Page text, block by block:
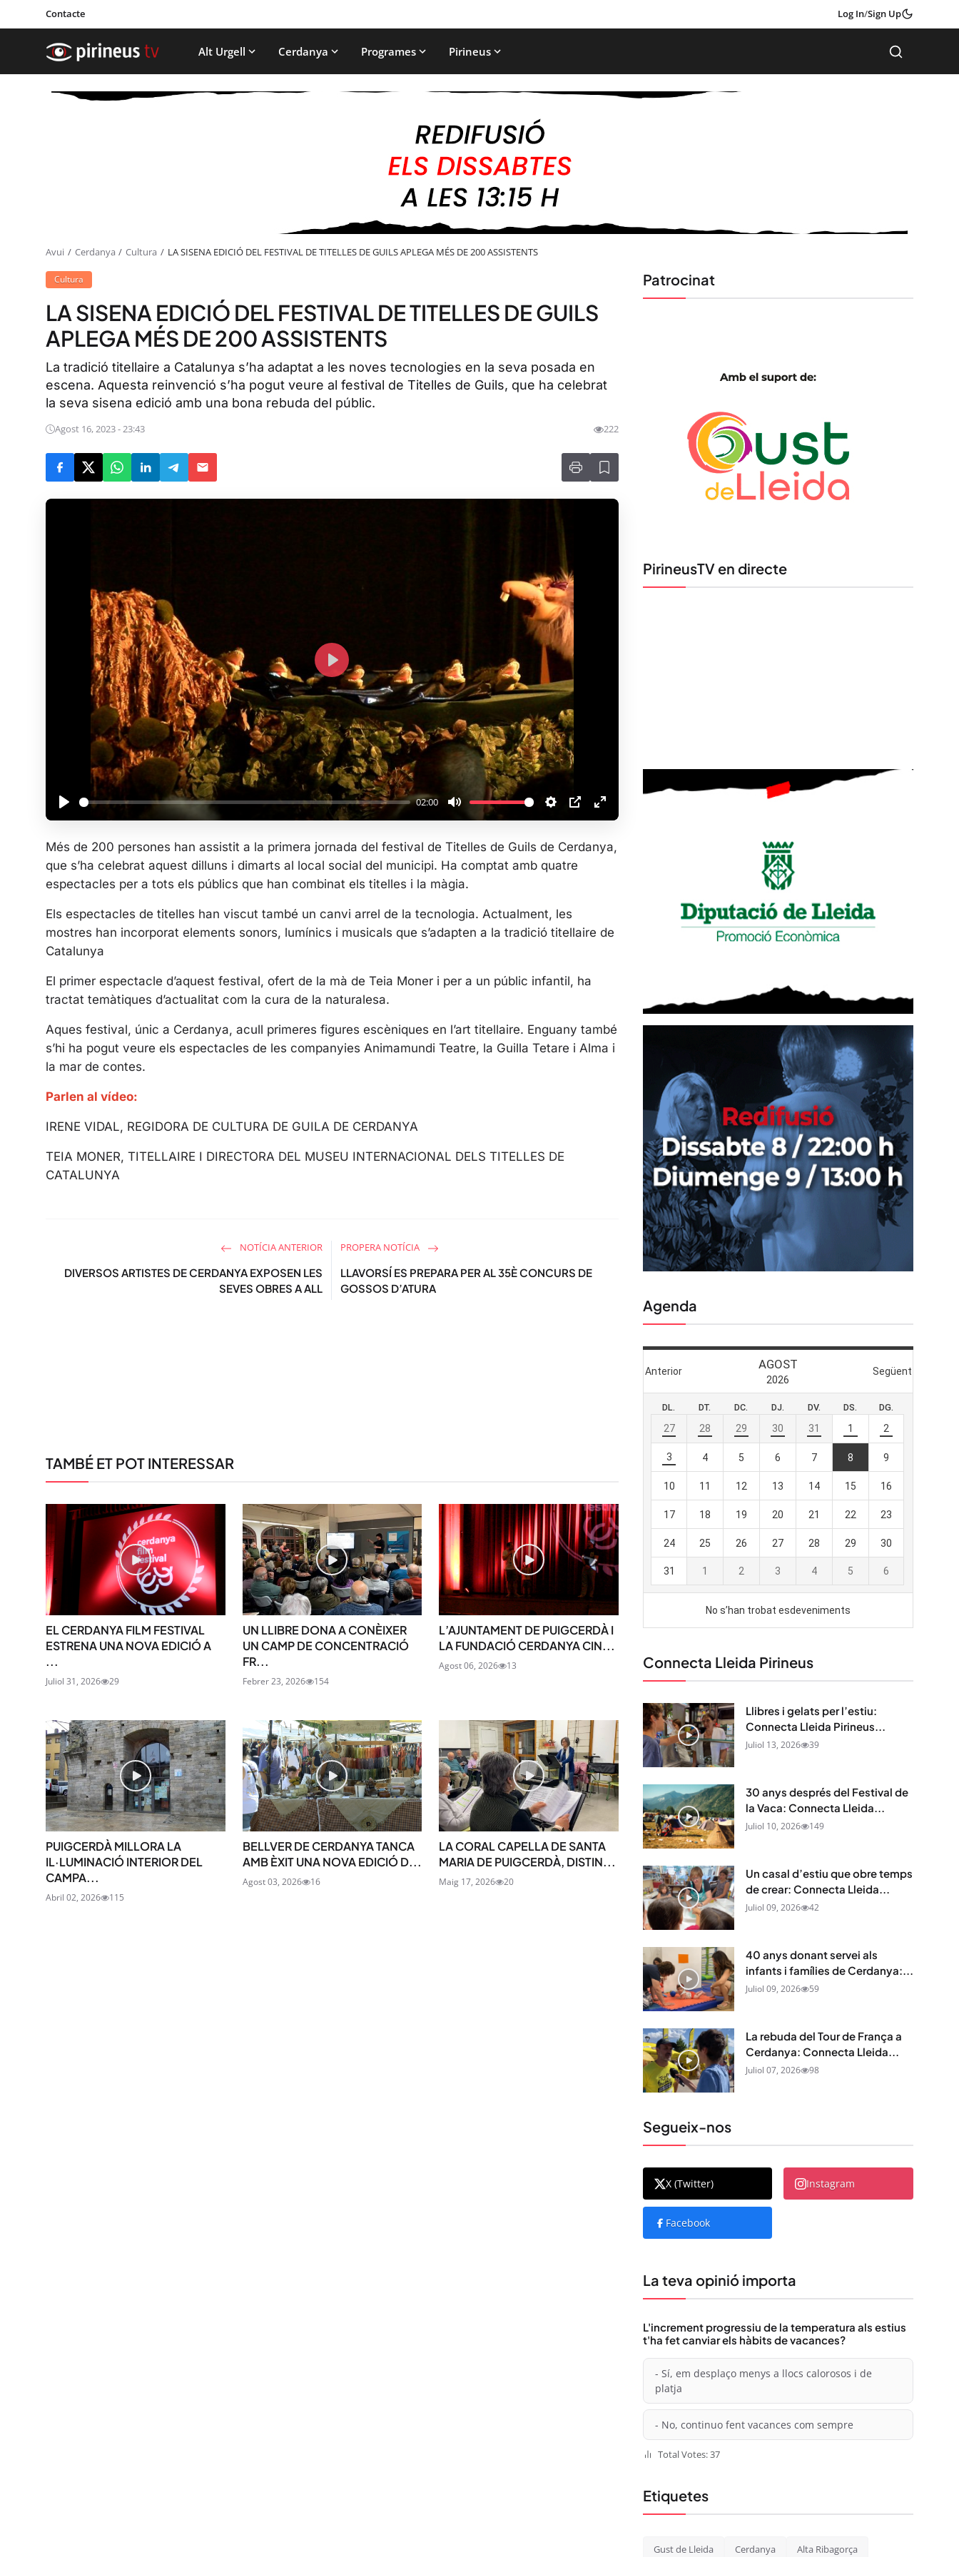
Contacte Log In/Sign Up
Alt Urgell Cerdanya Programes Pirineus
Avui Cerdanya Cultura LA SISENA EDICIÓ DEL FESTIVAL DE TITELLES DE GUILS APLEGA MÉS DE 200 ASSISTENTS
Cultura
LA SISENA EDICIÓ DEL FESTIVAL DE TITELLES DE GUILS
APLEGA MÉS DE 200 ASSISTENTS
La tradició titellaire a Catalunya s’ha adaptat a les noves tecnologies en la seva posada en
escena. Aquesta reinvenció s’ha pogut veure al festival de Titelles de Guils, que ha celebrat
la seva sisena edició amb una bona rebuda del públic.
Agost 16, 2023 - 23:43 222
P
a
y
02:00
M
t
e
S
t
t
n
g
P
P
E
t
u
e
e
P
l
y
Més de 200 persones han assistit a la primera jornada del festival de Titelles de Guils de Cerdanya,
que s’ha celebrat aquest dilluns i dimarts al local social del municipi. Ha comptat amb quatre
espectacles per a tots els públics que han combinat els titelles i la màgia.
Els espectacles de titelles han viscut també un canvi arrel de la tecnologia. Actualment, les
mostres han incorporat elements sonors, lumínics i musicals que s’adapten a la tradició titellaire de
Catalunya
El primer espectacle d’aquest festival, ofert de la mà de Teia Moner i per a un públic infantil, ha
tractat temàtiques d’actualitat com la cura de la naturalesa.
Aques festival, únic a Cerdanya, acull primeres figures escèniques en l’art titellaire. Enguany també
s’hi ha pogut veure els espectacles de les companyies Animamundi Teatre, la Guilla Tetare i Alma i
la mar de contes.
Parlen al vídeo:
IRENE VIDAL, REGIDORA DE CULTURA DE GUILA DE CERDANYA
TEIA MONER, TITELLAIRE I DIRECTORA DEL MUSEU INTERNACIONAL DELS TITELLES DE
CATALUNYA
NOTÍCIA ANTERIOR
DIVERSOS ARTISTES DE CERDANYA EXPOSEN LES
SEVES OBRES A ALL
PROPERA NOTÍCIA
LLAVORSÍ ES PREPARA PER AL 35È CONCURS DE
GOSSOS D’ATURA
TAMBÉ ET POT INTERESSAR
EL CERDANYA FILM FESTIVAL
ESTRENA UNA NOVA EDICIÓ A
...
Juliol 31, 2026 29
UN LLIBRE DONA A CONÈIXER
UN CAMP DE CONCENTRACIÓ
FR...
Febrer 23, 2026 154
L’AJUNTAMENT DE PUIGCERDÀ I
LA FUNDACIÓ CERDANYA CIN...
Agost 06, 2026 13
PUIGCERDÀ MILLORA LA
IL·LUMINACIÓ INTERIOR DEL
CAMPA...
Abril 02, 2026 115
BELLVER DE CERDANYA TANCA
AMB ÈXIT UNA NOVA EDICIÓ D...
Agost 03, 2026 16
LA CORAL CAPELLA DE SANTA
MARIA DE PUIGCERDÀ, DISTIN...
Maig 17, 2026 20
Patrocinat
PirineusTV en directe
Agenda
Connecta Lleida Pirineus
Llibres i gelats per l’estiu:
Connecta Lleida Pirineus...
Juliol 13, 2026 39
30 anys després del Festival de
la Vaca: Connecta Lleida...
Juliol 10, 2026 149
Un casal d’estiu que obre temps
de crear: Connecta Lleida...
Juliol 09, 2026 42
40 anys donant servei als
infants i famílies de Cerdanya:...
Juliol 09, 2026 59
La rebuda del Tour de França a
Cerdanya: Connecta Lleida...
Juliol 07, 2026 98
Segueix-nos
X (Twitter) Instagram
Facebook
La teva opinió importa
L'increment progressiu de la temperatura als estius
t'ha fet canviar els hàbits de vacances?
- Sí, em desplaço menys a llocs calorosos i de
platja
- No, continuo fent vacances com sempre
Total Votes: 37
Etiquetes
Gust de Lleida Cerdanya Alta Ribagorça
STAY UPDATED
Uneix-te al nostre butlletí
Tota l’actualitat, seleccionada i enviada
directament al teu correu. Subscriu-te al nostre
butlletí i segueix la informació que importa.